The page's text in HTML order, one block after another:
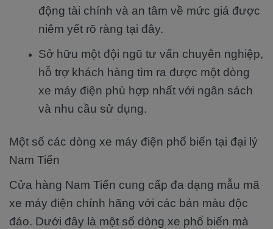
động tài chính và an tâm về mức giá được
niêm yết rõ ràng tại đây.
Sở hữu một đội ngũ tư vấn chuyên nghiệp,
hỗ trợ khách hàng tìm ra được một dòng
xe máy điện phù hợp nhất với ngân sách
và nhu cầu sử dụng.
Một số các dòng xe máy điện phổ biến tại đại lý
Nam Tiến
Cửa hàng Nam Tiến cung cấp đa dạng mẫu mã
xe máy điện chính hãng với các bản màu độc
đáo. Dưới đây là một số dòng xe phổ biến mà